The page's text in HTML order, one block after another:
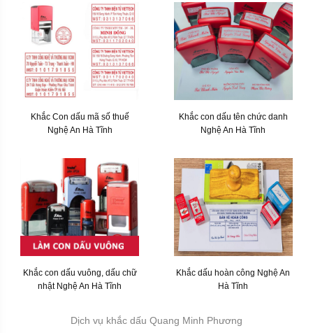
Khắc Con dấu mã số thuế
Nghệ An Hà Tĩnh
Khắc con dấu tên chức danh
Nghệ An Hà Tĩnh
Khắc con dấu vuông, dấu chữ
nhật Nghệ An Hà Tĩnh
Khắc dấu hoàn công Nghệ An
Hà Tĩnh
Dịch vụ khắc dấu Quang Minh Phương